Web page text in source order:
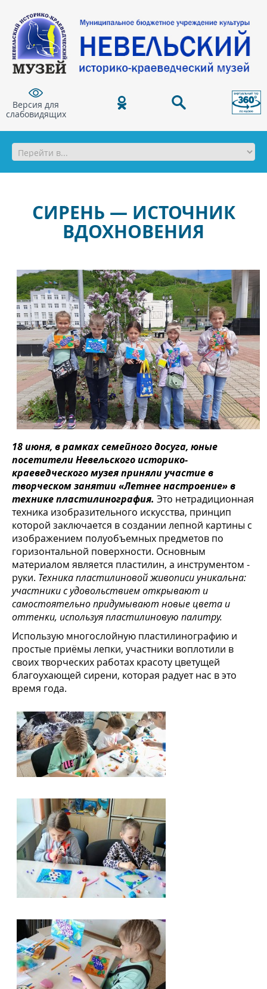
Версия для
слабовидящих
СИРЕНЬ — ИСТОЧНИК
ВДОХНОВЕНИЯ
18 июня, в рамках семейного досуга, юные
посетители Невельского историко-
краеведческого музея приняли участие в
творческом занятии «Летнее настроение» в
технике пластилинография. Это нетрадиционная
техника изобразительного искусства, принцип
которой заключается в создании лепной картины с
изображением полуобъемных предметов по
горизонтальной поверхности. Основным
материалом является пластилин, а инструментом -
руки. Техника пластилиновой живописи уникальна:
участники с удовольствием открывают и
самостоятельно придумывают новые цвета и
оттенки, используя пластилиновую палитру.
Использую многослойную пластилинографию и
простые приёмы лепки, участники воплотили в
своих творческих работах красоту цветущей
благоухающей сирени, которая радует нас в это
время года.